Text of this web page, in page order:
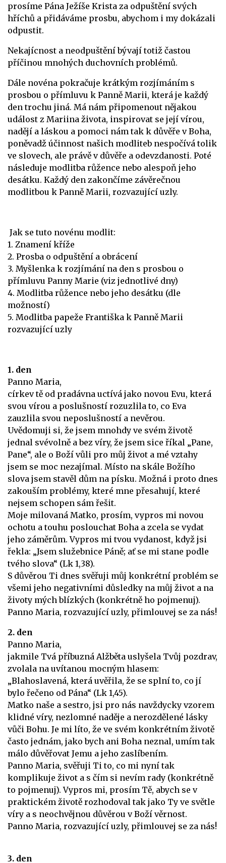
prosíme Pána Ježíše Krista za odpuštění svých
hříchů a přidáváme prosbu, abychom i my dokázali
odpustit.
Nekajícnost a neodpuštění bývají totiž častou
příčinou mnohých duchovních problémů.
Dále novéna pokračuje krátkým rozjímáním s
prosbou o přímluvu k Panně Marii, která je každý
den trochu jiná. Má nám připomenout nějakou
událost z Mariina života, inspirovat se její vírou,
nadějí a láskou a pomoci nám tak k důvěře v Boha,
poněvadž účinnost našich modliteb nespočívá tolik
ve slovech, ale právě v důvěře a odevzdanosti. Poté
následuje modlitba růžence nebo alespoň jeho
desátku. Každý den zakončíme závěrečnou
modlitbou k Panně Marii, rozvazující uzly.
Jak se tuto novénu modlit:
1. Znamení kříže
2. Prosba o odpuštění a obrácení
3. Myšlenka k rozjímání na den s prosbou o
přímluvu Panny Marie (viz jednotlivé dny)
4. Modlitba růžence nebo jeho desátku (dle
možností)
5. Modlitba papeže Františka k Panně Marii
rozvazující uzly
1. den
Panno Maria,
církev tě od pradávna uctívá jako novou Evu, která
svou vírou a poslušností rozuzlila to, co Eva
zauzlila svou neposlušností a nevěrou.
Uvědomuji si, že jsem mnohdy ve svém životě
jednal svévolně a bez víry, že jsem sice říkal „Pane,
Pane“, ale o Boží vůli pro můj život a mé vztahy
jsem se moc nezajímal. Místo na skále Božího
slova jsem stavěl dům na písku. Možná i proto dnes
zakouším problémy, které mne přesahují, které
nejsem schopen sám řešit.
Moje milovaná Matko, prosím, vypros mi novou
ochotu a touhu poslouchat Boha a zcela se vydat
jeho záměrům. Vypros mi tvou vydanost, když jsi
řekla: „Jsem služebnice Páně; ať se mi stane podle
tvého slova“ (Lk 1,38).
S důvěrou Ti dnes svěřuji můj konkrétní problém se
všemi jeho negativními důsledky na můj život a na
životy mých blízkých (konkrétně ho pojmenuj).
Panno Maria, rozvazující uzly, přimlouvej se za nás!
2. den
Panno Maria,
jakmile Tvá příbuzná Alžběta uslyšela Tvůj pozdrav,
zvolala na uvítanou mocným hlasem:
„Blahoslavená, která uvěřila, že se splní to, co jí
bylo řečeno od Pána“ (Lk 1,45).
Matko naše a sestro, jsi pro nás navždycky vzorem
klidné víry, nezlomné naděje a nerozdělené lásky
vůči Bohu. Je mi líto, že ve svém konkrétním životě
často jednám, jako bych ani Boha neznal, umím tak
málo důvěřovat Jemu a jeho zaslíbením.
Panno Maria, svěřuji Ti to, co mi nyní tak
komplikuje život a s čím si nevím rady (konkrétně
to pojmenuj). Vypros mi, prosím Tě, abych se v
praktickém životě rozhodoval tak jako Ty ve světle
víry a s neochvějnou důvěrou v Boží věrnost.
Panno Maria, rozvazující uzly, přimlouvej se za nás!
3. den